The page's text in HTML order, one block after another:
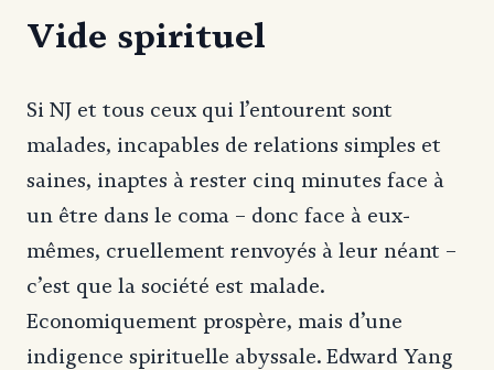
Vide spirituel
Si NJ et tous ceux qui l’entourent sont
malades, incapables de relations simples et
saines, inaptes à rester cinq minutes face à
un être dans le coma – donc face à eux-
mêmes, cruellement renvoyés à leur néant –
c’est que la société est malade.
Economiquement prospère, mais d’une
indigence spirituelle abyssale. Edward Yang